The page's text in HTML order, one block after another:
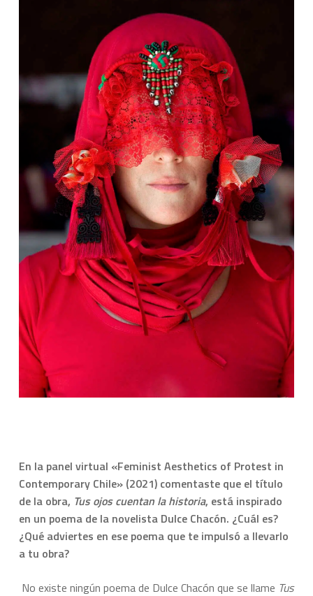
En la panel virtual «Feminist Aesthetics of Protest in
Contemporary Chile» (2021) comentaste que el título
de la obra, Tus ojos cuentan la historia, está inspirado
en un poema de la novelista Dulce Chacón. ¿Cuál es?
¿Qué adviertes en ese poema que te impulsó a llevarlo
a tu obra?
No existe ningún poema de Dulce Chacón que se llame Tus